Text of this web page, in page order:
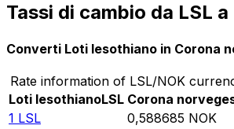
Tassi di cambio da LSL
Converti Loti lesothiano in Corona
Rate information of LSL/NOK
Loti lesothianoLSL Corona
1 LSL 0,588685 NOK